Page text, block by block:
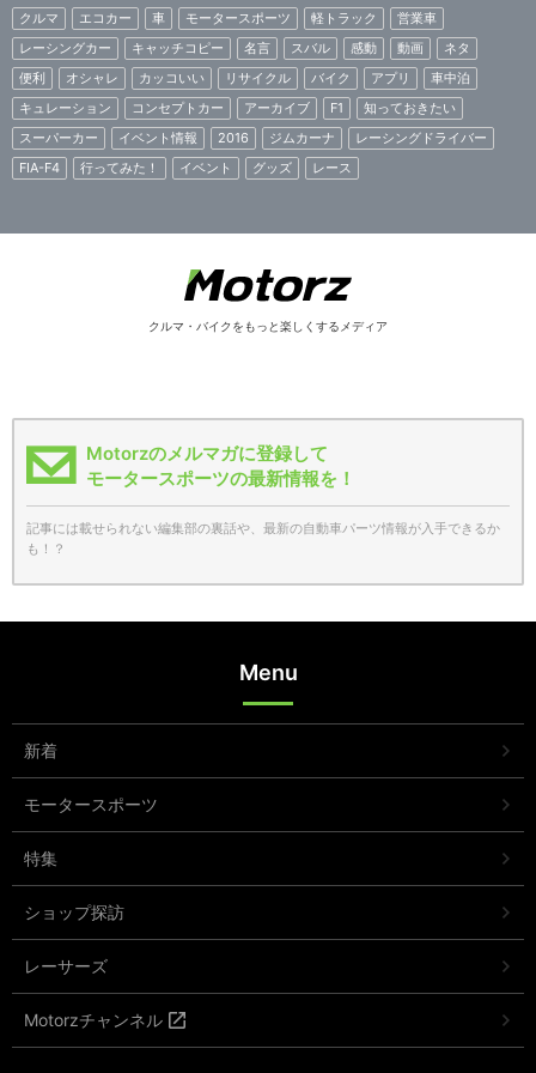
クルマ エコカー 車 モータースポーツ 軽トラック
営業車
レーシングカー
キャッチコピー 名言 スバル 感動 動画
ネタ
便利
オシャレ カッコいい リサイクル バイク アプリ
車中泊
キュレーション
コンセプトカー アーカイブ F1
知っておきたい
スーパーカー
イベント情報 2016 ジムカーナ
レーシングドライバー
FIA-F4
行ってみた！ イベント グッズ レース
クルマ・バイクをもっと楽しくするメディア
Motorzのメルマガに登録して
モータースポーツの最新情報を！
記事には載せられない編集部の裏話や、最新の自動車パーツ情報が入手できるか
も！？
Menu
新着
モータースポーツ
特集
ショップ探訪
レーサーズ
Motorzチャンネル